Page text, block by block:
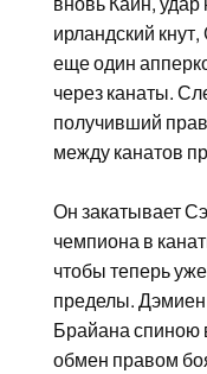
ирландский
еще один
через канаты.
получивший
между канатов
Он закатывает
чемпиона в
чтобы теперь
пределы. Дэмиен
Брайана спиною
обмен правом